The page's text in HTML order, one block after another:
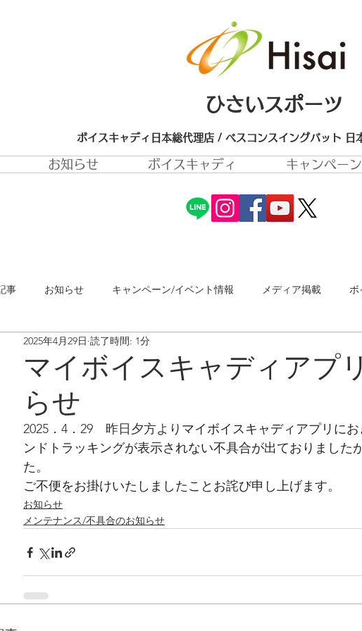
ひさいスポーツ
ボイスキャディ日本総代理店 / ベスコンスイングバット 日
お知らせ ボイスキャディ キャンペーン
事 お知らせ キャンペーン/イベント情報 メディア掲載 ボ
ボイスキャディ/アップデート情報
お客様の声 コラム
マイボイスキャディアプ
らせ
2025年4月29日 読了時間: 1分
2025．4．29　昨日夕方より マイボイスキャディアプリに
ンドトラッキングが表示されない不具合が出ておりました
た。
ご不便をお掛けいたしましたことお詫び申し上げます。
お知らせ
メンテナンス/不具合のお知らせ